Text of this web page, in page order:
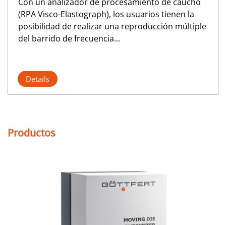
(RPA Visco-Elastograph), los usuarios tienen la
posibilidad de realizar una reproducción múltiple
del barrido de frecuencia...
Details
Productos